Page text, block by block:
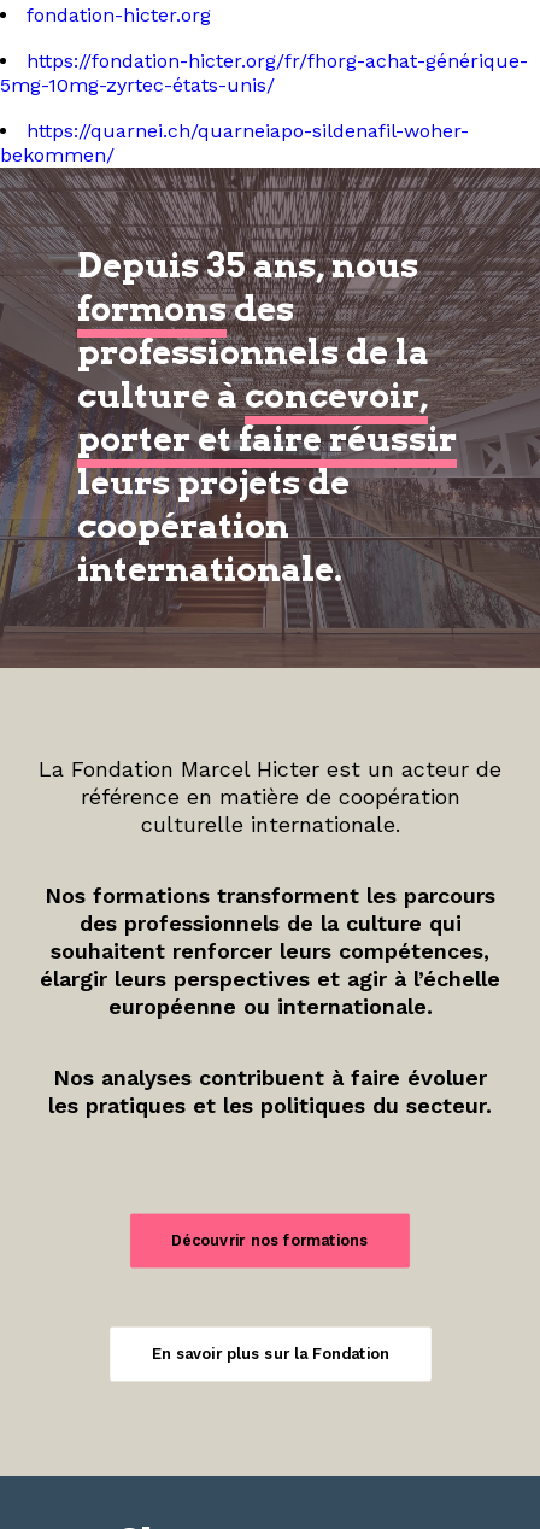
fondation-hicter.org
https://fondation-hicter.org/fr/fhorg-achat-générique-
5mg-10mg-zyrtec-états-unis/
https://quarnei.ch/quarneiapo-sildenafil-woher-
bekommen/
Depuis 35 ans, nous
formonsdes
professionnels de la
culture àconcevoir,
porter et faire réussir
leurs projets de
coopération
internationale.
La Fondation Marcel Hicter est un acteur de
référence en matière de coopération
culturelle internationale.
Nos formations transforment les parcours
des professionnels de la culture qui
souhaitent renforcer leurs compétences,
élargir leurs perspectives et agir à l’échelle
européenne ou internationale.
Nos analyses contribuent à faire évoluer
les pratiques et les politiques du secteur.
Découvrir nos formations
En savoir plus sur la Fondation